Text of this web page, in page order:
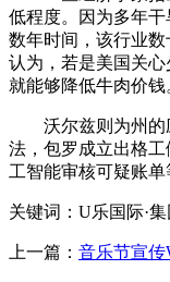
低程度。因为多年
数年时间，该行业
认为，若是美国关心
就能够降低牛肉价钱
沃尔兹则为州的
法，包罗成立出格
工智能审核可疑账单
关键词：U乐国际·集
上一篇： 音乐节宣传